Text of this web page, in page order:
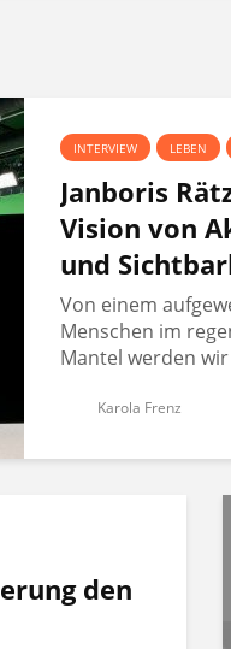
INTERVIEW LEBEN
Janboris
Vision von
und
Von einem
Menschen im
Mantel werden
Karola Frenz
den